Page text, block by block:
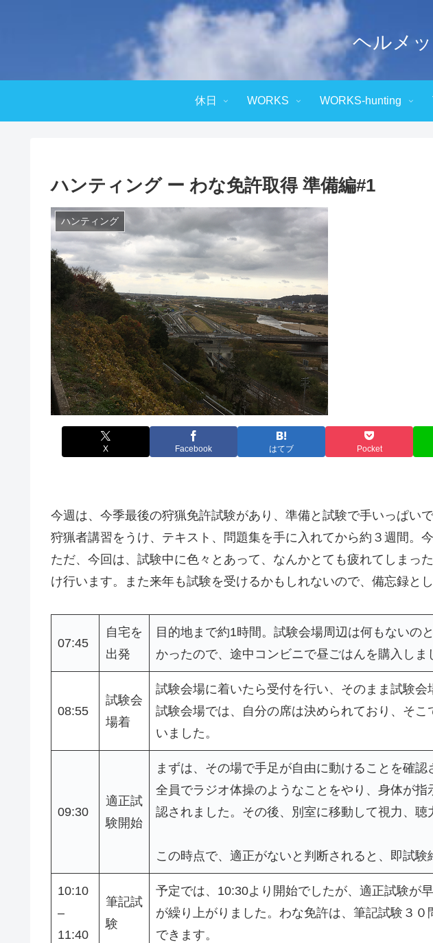
ヘルメ
休日 WORKS WORKS-hunting
ハンティング ー わな免許取得 準備編#1
ハンティング
X Facebook はてブ Pocket
今週は、今季最後の狩猟免許試験があり、準備と試験で手いっぱいで
狩猟者講習をうけ、テキスト、問題集を手に入れてから約３週間。
ただ、今回は、試験中に色々とあって、なんかとても疲れてしまっ
け行います。また来年も試験を受けるかもしれないので、備忘録とし
07:45
自宅を
出発
目的地まで約1時間。試験会場周辺は何もないの
かったので、途中コンビニで昼ごはんを購入しま
08:55
試験会
場着
試験会場に着いたら受付を行い、そのまま試験会
試験会場では、自分の席は決められており、そこ
いました。
09:30
適正試
験開始
まずは、その場で手足が自由に動けることを確認
全員でラジオ体操のようなことをやり、身体が
認されました。その後、別室に移動して視力、聴
この時点で、適正がないと判断されると、即試験
10:10
–
11:40
筆記試
験
予定では、10:30より開始でしたが、適正試験が
が繰り上がりました。わな免許は、筆記試験３０
できます。